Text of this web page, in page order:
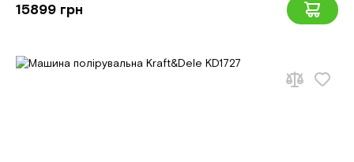
15899 грн